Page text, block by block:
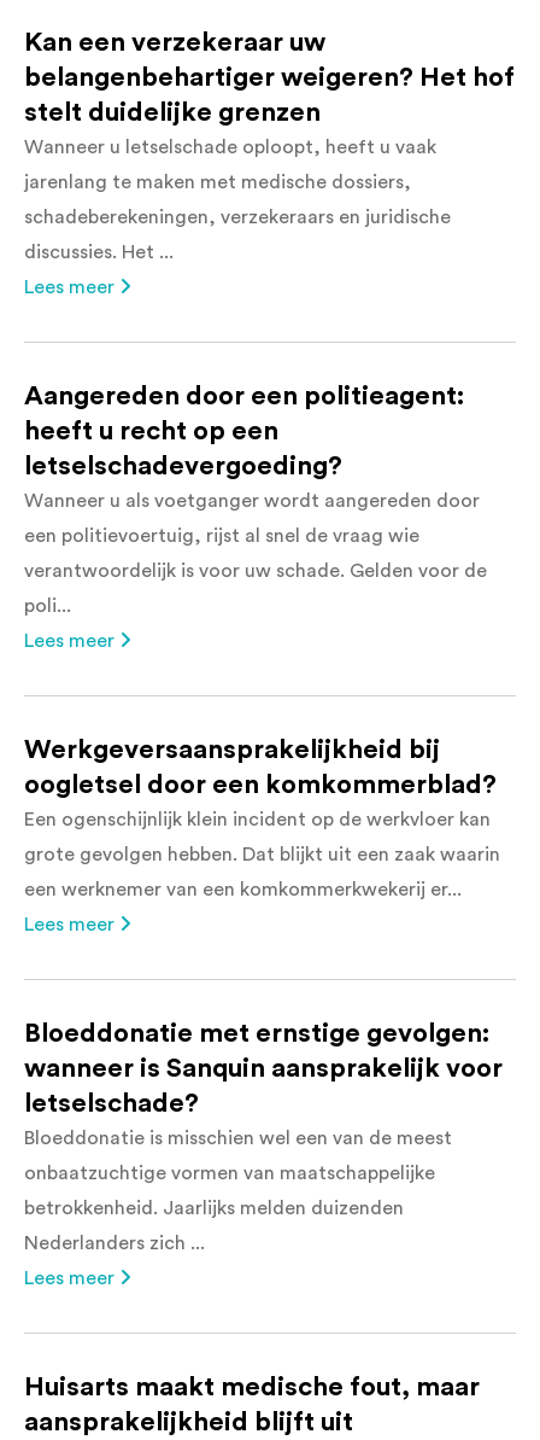
Kan een verzekeraar uw
belangenbehartiger weigeren? Het hof
stelt duidelijke grenzen
Wanneer u letselschade oploopt, heeft u vaak
jarenlang te maken met medische dossiers,
schadeberekeningen, verzekeraars en juridische
discussies. Het ...
Lees meer
Aangereden door een politieagent:
heeft u recht op een
letselschadevergoeding?
Wanneer u als voetganger wordt aangereden door
een politievoertuig, rijst al snel de vraag wie
verantwoordelijk is voor uw schade. Gelden voor de
poli...
Lees meer
Werkgeversaansprakelijkheid bij
oogletsel door een komkommerblad?
Een ogenschijnlijk klein incident op de werkvloer kan
grote gevolgen hebben. Dat blijkt uit een zaak waarin
een werknemer van een komkommerkwekerij er...
Lees meer
Bloeddonatie met ernstige gevolgen:
wanneer is Sanquin aansprakelijk voor
letselschade?
Bloeddonatie is misschien wel een van de meest
onbaatzuchtige vormen van maatschappelijke
betrokkenheid. Jaarlijks melden duizenden
Nederlanders zich ...
Lees meer
Huisarts maakt medische fout, maar
aansprakelijkheid blijft uit